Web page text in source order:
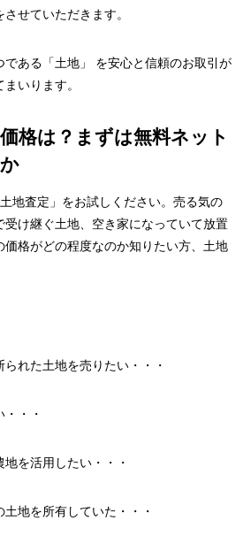
せていただきます。
である「土地」 を安心と信頼のお取引が
いります。
格は？まずは無料ネット
地査定」をお試しください。売る気の
受け継ぐ土地、空き家になっていて放置
価格がどの程度なのか知りたい方、土地
れた土地を売りたい・・・
・・
を活用したい・・・
地を所有していた・・・